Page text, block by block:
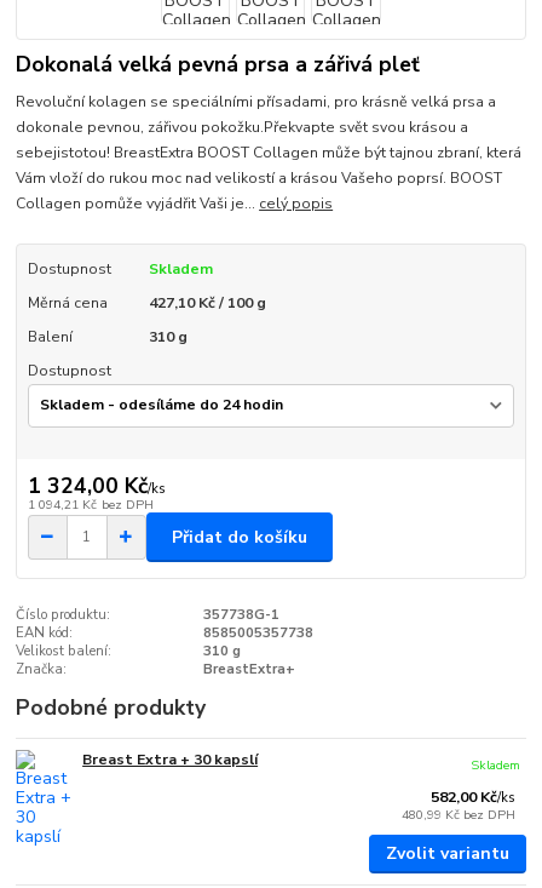
Dokonalá velká pevná prsa a zářivá pleť
Revoluční kolagen se speciálními přísadami, pro krásně velká prsa a
dokonale pevnou, zářivou pokožku.Překvapte svět svou krásou a
sebejistotou! BreastExtra BOOST Collagen může být tajnou zbraní, která
Vám vloží do rukou moc nad velikostí a krásou Vašeho poprsí. BOOST
Collagen pomůže vyjádřit Vaši je... celý popis
Dostupnost
Skladem
Měrná cena
427,10 Kč / 100 g
Balení
310 g
Dostupnost
1 324,00 Kč/ks
1 094,21 Kč bez DPH
Přidat do košíku
Číslo produktu:
357738G-1
EAN kód:
8585005357738
Velikost balení:
310 g
Značka:
BreastExtra+
Podobné produkty
Breast Extra + 30 kapslí
582,00 Kč/ks
480,99 Kč bez DPH
Skladem
Zvolit variantu